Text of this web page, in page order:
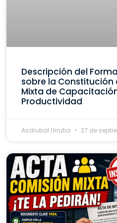
Descripción del
sobre la Constitución
Mixta de
Productividad
Asdrubal Urrutia 27 de